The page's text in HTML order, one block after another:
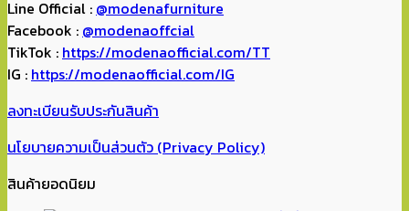
Line Official : @modenafurniture
Facebook : @modenaoffcial
TikTok : https://modenaofficial.com/TT
IG : https://modenaofficial.com/IG
ลงทะเบียนรับประกันสินค้า
นโยบายความเป็นส่วนตัว (Privacy Policy)
สินค้ายอดนิยม